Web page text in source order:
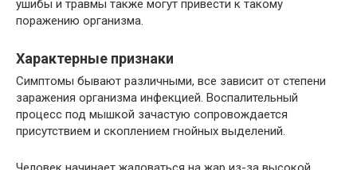
ушибы и травмы также могут привести к такому
поражению организма.
Характерные признаки
Симптомы бывают различными, все зависит от степени
заражения организма инфекцией. Воспалительный
процесс под мышкой зачастую сопровождается
присутствием и скоплением гнойных выделений.